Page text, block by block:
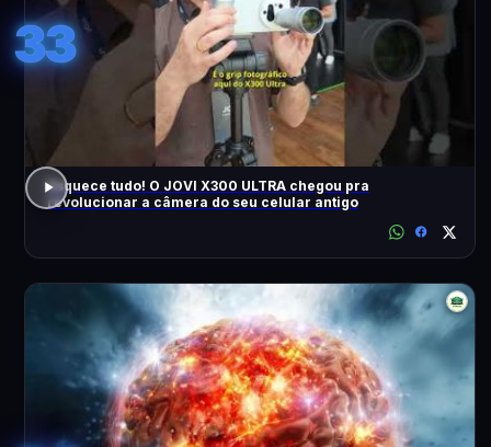
33
Esquece tudo! O JOVI X300 ULTRA chegou pra
revolucionar a câmera do seu celular antigo